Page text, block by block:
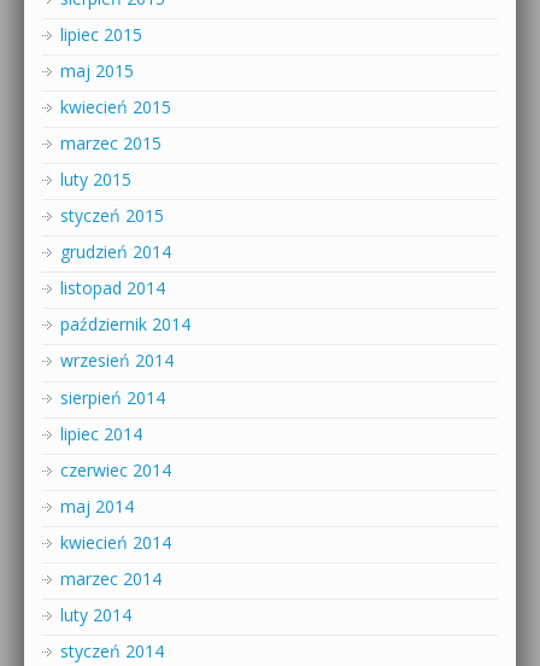
lipiec 2015
maj 2015
kwiecień 2015
marzec 2015
luty 2015
styczeń 2015
grudzień 2014
listopad 2014
październik 2014
wrzesień 2014
sierpień 2014
lipiec 2014
czerwiec 2014
maj 2014
kwiecień 2014
marzec 2014
luty 2014
styczeń 2014